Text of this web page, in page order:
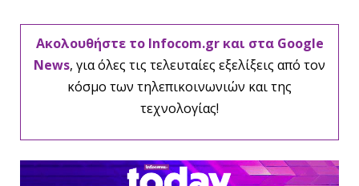
Ακολουθήστε το Infocom.gr και στα Google
News, για όλες τις τελευταίες εξελίξεις από τον
κόσμο των τηλεπικοινωνιών και της
τεχνολογίας!